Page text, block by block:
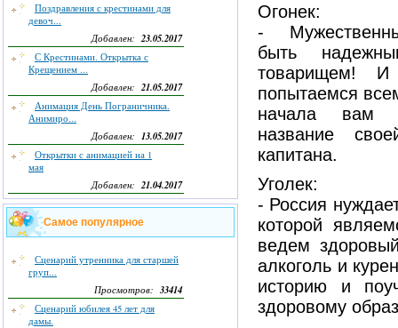
Поздравления с крестинами для
девоч...
Добавлен:23.05.2017
С Крестинами. Открытка с
Крещением ...
Добавлен:21.05.2017
Анимация День Пограничника.
Анимиро...
Добавлен: 13.05.2017
Открытки с анимацией на 1
мая
Добавлен:21.04.2017
Самое популярное
Сценарий утренника для старшей
груп...
Просмотров: 33414
Сценарий юбилея 45 лет для
дамы.
Огонек:
-
быть
товарищем!
попытаемся
начала вам
название
капитана.
Уголек:
- Россия
которой
ведем
алкоголь и
историю и
здоровому